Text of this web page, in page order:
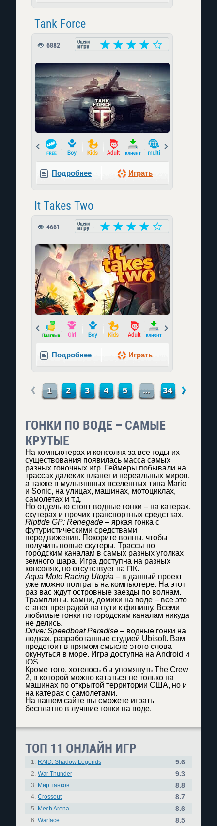
Tank Force
6882
Prev
Подробнее Играть
It Takes Two
4661
Prev
Подробнее Играть
←1 2 3 4 5 ... 34
ГОНКИ ПО ВОДЕ – САМЫЕ
КРУТЫЕ
На компьютерах и консолях за все годы их
существования появилась масса самых
разных гоночных игр. Геймеры побывали на
трассах далеких планет и нереальных миров,
а также в мультяшных вселенных типа Mario
и Sonic, на улицах, машинах, мотоциклах,
самолетах и т.д.
Но отдельно стоят водные гонки – на катерах,
скутерах и прочих транспортных средствах.
Riptide GP: Renegade – яркая гонка с
футуристическими средствами
передвижения. Покорите волны, чтобы
получить новые скутеры. Трассы по
городским каналам в самых разных уголках
земного шара. Игра доступна на разных
консолях, но отсутствует на ПК.
Aqua Moto Racing Utopia – в данный проект
уже можно поиграть на компьютере. На этот
раз вас ждут островные заезды по волнам.
Трамплины, камни, домики на воде – все это
станет преградой на пути к финишу. Всеми
любимые гонки по городским каналам никуда
не делись.
Drive: Speedboat Paradise – водные гонки на
лодках, разработанные студией Ubisoft. Вам
предстоит в прямом смысле этого слова
окунуться в море. Игра доступна на Android и
iOS.
Кроме того, хотелось бы упомянуть The Crew
2, в которой можно кататься не только на
машинах по открытой территории США, но и
на катерах с самолетами.
На нашем сайте вы сможете играть
бесплатно в лучшие гонки на воде.
ТОП 11 ОНЛАЙН ИГР
1. RAID: Shadow Legends 9.6
2. War Thunder 9.3
3. Мир танков 8.8
4. Crossout 8.7
5. Mech Arena 8.6
6. Warface 8.5